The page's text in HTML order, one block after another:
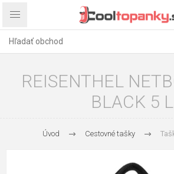
REISENTHEL
BLACK 5 L
Úvod Cestovné tašky